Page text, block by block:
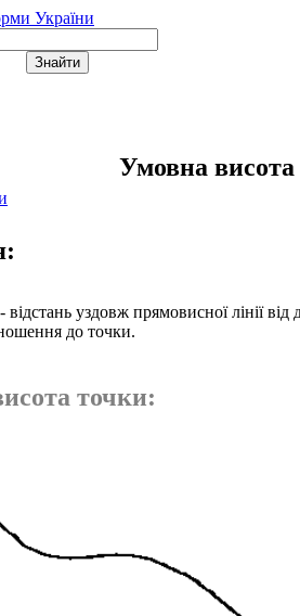
України
Умовна
- відстань уздовж прямовисної лінії
до точки.
точки: